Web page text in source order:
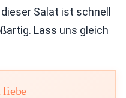
Salat ist schnell
Lass uns gleich
liebe